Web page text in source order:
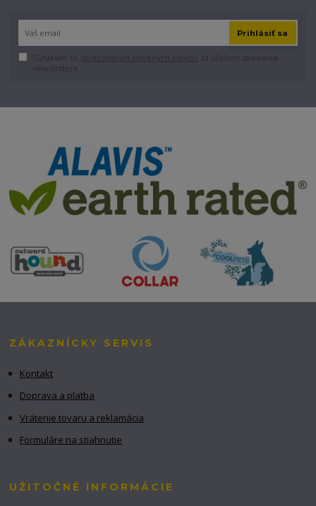
Prihlásiť sa
Súhlasím so spracovaním osobných údajov za účelom zasielania
newslettera.
ZÁKAZNÍCKY SERVIS
Kontakt
Doprava a platba
Vrátenie tovaru a reklamácia
Formuláre na stiahnutie
UŽITOČNÉ INFORMÁCIE